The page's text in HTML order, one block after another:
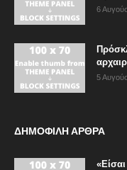
6
5
ΔΗΜΟΦΙΛΗ ΑΡΘΡΑ